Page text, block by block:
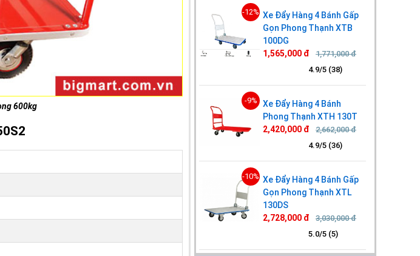
600kg
-12% Xe Đẩy Hàng 4 Bánh Gấp
Gọn Phong Thạnh XTB
100DG
1,565,000 đ
1,771,000 đ
4.9/5 (38)
-9%
Xe Đẩy Hàng 4 Bánh
Phong Thạnh XTH 130T
2,420,000 đ
2,662,000 đ
4.9/5 (36)
-10% Xe Đẩy Hàng 4 Bánh Gấp
Gọn Phong Thạnh XTL
130DS
2,728,000 đ
3,030,000 đ
5.0/5 (5)